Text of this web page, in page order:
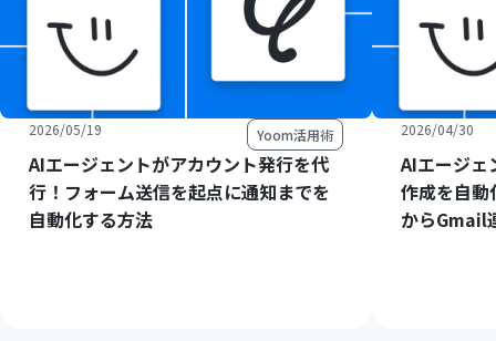
2026/05/19 Yoom活用術
AIエージェントがアカウント発行を代
行！フォーム送信を起点に通知までを
自動化する方法
2026/04/30
AIエージェ
作成を自動
からGmail